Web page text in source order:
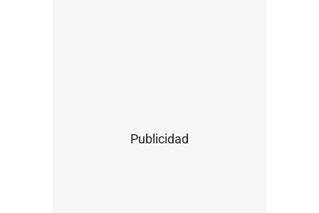
Publicidad